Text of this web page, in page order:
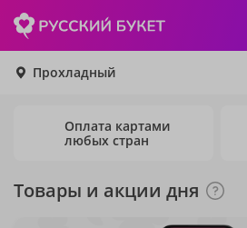
Прохладный
Оплата картами
любых стран
Товары и акции дня